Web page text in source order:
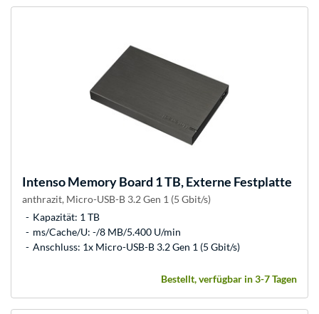
IntensoMemory Board 1 TB, Externe Festplatte
anthrazit, Micro-USB-B 3.2 Gen 1 (5 Gbit/s)
Kapazität: 1 TB
ms/Cache/U: -/8 MB/5.400 U/min
Anschluss: 1x Micro-USB-B 3.2 Gen 1 (5 Gbit/s)
Bestellt, verfügbar in 3-7 Tagen